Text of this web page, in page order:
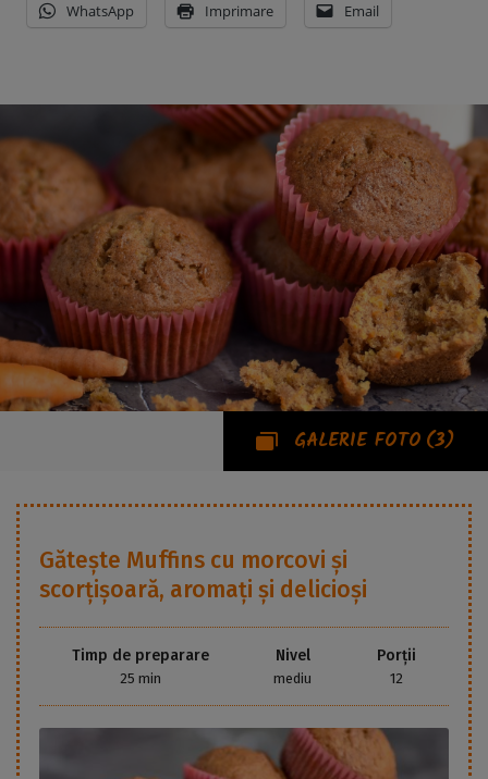
WhatsApp Imprimare Email
GALERIE FOTO (3)
Gătește Muffins cu morcovi și
scorțișoară, aromați și delicioși
Timp de preparare
25 min
Nivel
mediu
Porții
12